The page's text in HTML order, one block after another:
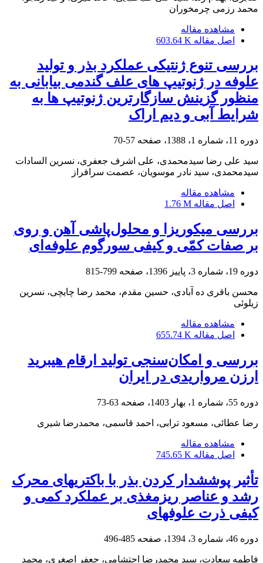
محمد رزمی چرمخوران
مشاهده مقاله
اصل مقاله 603.64 K
بررسی تنوع ژنتیکی عملکرد بذر و تولید
علوفه در ژنوتیپ های علف گندمی بیابانی به
منظور گزینش سازگارترین ژنوتیپ ها به
شرایط آبی و دیم اراک
دوره 11، شماره 1، 1388، صفحه 57-70
سید علی رضا سیدمحمدی، علی اشرف جعفری، نسرین السادات
سیدمحمدی، سید نادر موسویان، عصمت سرافراز
مشاهده مقاله
اصل مقاله 1.76 M
بررسی میکوریزا و محلول‌پاشی آهن و روی
بر صفات کمّی و کیفی سورگوم علوفه‌ای
دوره 19، شماره 3، پاییز 1396، صفحه 799-815
محسن باقری ده آبادی، حسین مقدم، محمد رضا چایچی، نسرین
زیلوئی
مشاهده مقاله
اصل مقاله 655.74 K
بررسی و امکان‌سنجی تولید ارقام هیبرید
ارزن مرواریدی در ایران
دوره 55، شماره 1، بهار 1403، صفحه 63-73
رضا عطائی، مسعود ترابی، احمد قاسمی، محمدرضا شیری
مشاهده مقاله
اصل مقاله 745.65 K
تأثیر پوششدار کردن بذر با باکتریهای محرک
رشد و عناصر ریزمغذی بر عملکرد کمی و
کیفی ذرت علوفهای
دوره 46، شماره 3، 1394، صفحه 485-496
فاطمه سعادت، سید محمدرضا احتشامی، جعفر اصغری، محمد